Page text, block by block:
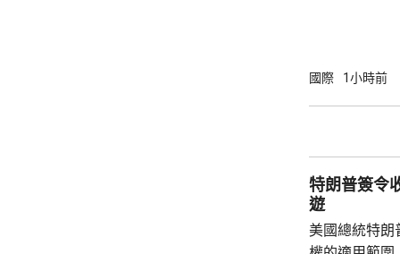
朗普的顧問形
國際 1小時前
特朗普簽令
遊
美國總統特朗